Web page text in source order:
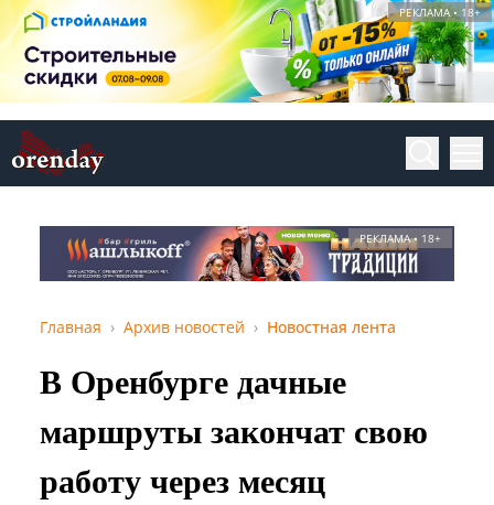
РЕКЛАМА • 18+
РЕКЛАМА • 18+
Главная Архив новостей Новостная лента
В Оренбурге дачные
маршруты закончат свою
работу через месяц